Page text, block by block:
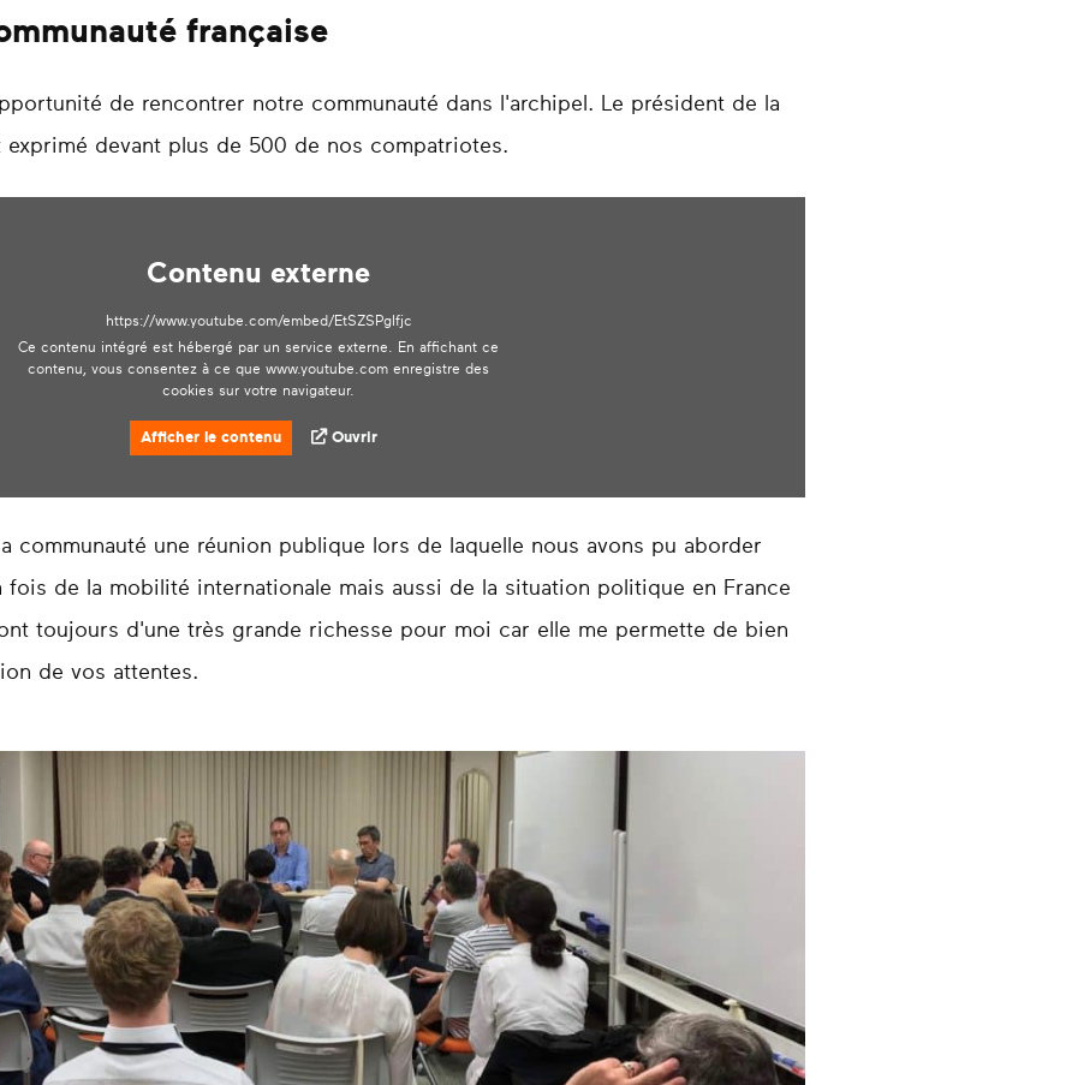
française
de rencontrer notre communauté dans l'archipel. Le président de la
devant plus de 500 de nos compatriotes.
Contenu externe
https://www.youtube.com/embed/EtSZSPgIfjc
Ce contenu intégré est hébergé par un service externe. En affichant ce
contenu, vous consentez à ce que www.youtube.com enregistre des
cookies sur votre navigateur.
Afficher le contenu Ouvrir
communauté une réunion publique lors de laquelle nous avons pu aborder
fois de la mobilité internationale mais aussi de la situation politique en France
toujours d'une très grande richesse pour moi car elle me permette de bien
de vos attentes.